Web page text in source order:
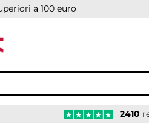
a 100 euro
2410